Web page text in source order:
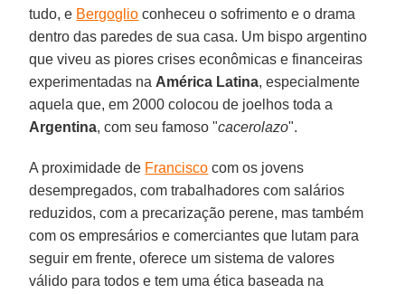
tudo, e Bergoglio conheceu o sofrimento e o drama
dentro das paredes de sua casa. Um bispo argentino
que viveu as piores crises econômicas e financeiras
experimentadas na América Latina, especialmente
aquela que, em 2000 colocou de joelhos toda a
Argentina, com seu famoso "cacerolazo".
A proximidade de Francisco com os jovens
desempregados, com trabalhadores com salários
reduzidos, com a precarização perene, mas também
com os empresários e comerciantes que lutam para
seguir em frente, oferece um sistema de valores
válido para todos e tem uma ética baseada na